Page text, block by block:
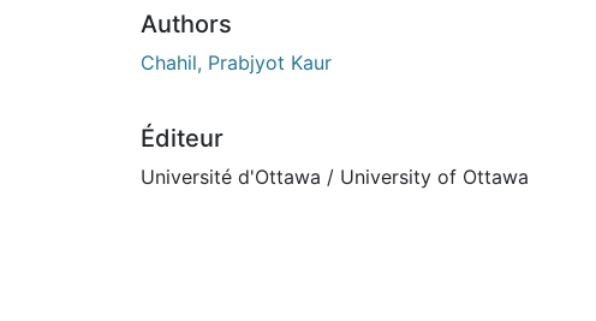
Authors
Chahil, Prabjyot Kaur
Éditeur
Université d'Ottawa / University of Ottawa